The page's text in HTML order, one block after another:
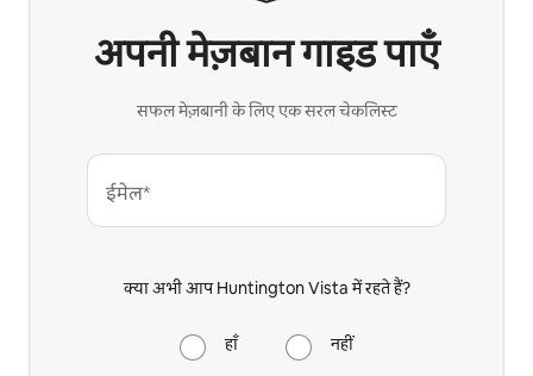
अपनी मेज़बान गाइड पाएँ
सफल मेज़बानी के लिए एक सरल चेकलिस्ट
ईमेल*
क्या अभी आप Huntington Vista में रहते हैं?
हाँ नहीं